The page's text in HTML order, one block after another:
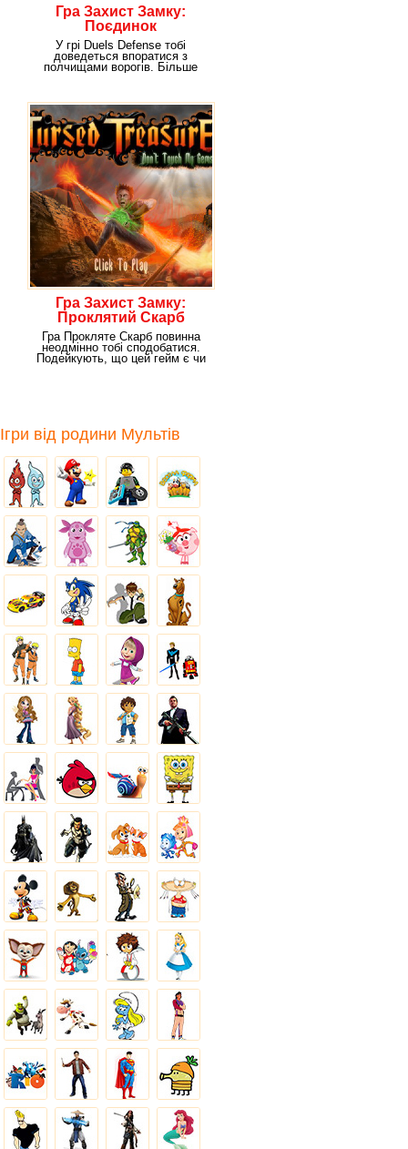
Гра Захист Замку:
Поєдинок
У грі Duels Defense тобі
доведеться впоратися з
полчищами ворогів. Більше
Гра Захист Замку:
Проклятий Скарб
Гра Прокляте Скарб повинна
неодмінно тобі сподобатися.
Подейкують, що цей гейм є чи
Ігри від родини Мультів